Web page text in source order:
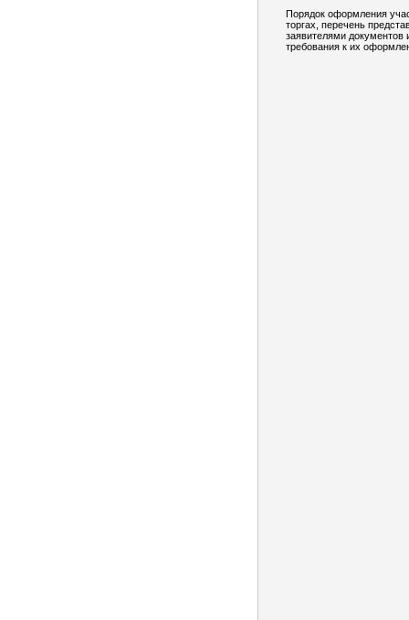
Порядок оформления
торгах, перечень
заявителями документов
требования к их